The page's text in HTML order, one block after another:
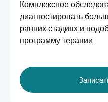
Комплексное
диагностировать
ранних стадиях и
программу терапии